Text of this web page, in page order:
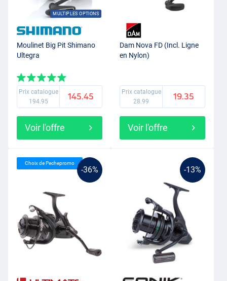
MULTIPLES OPTIONS
Moulinet Big Pit Shimano
Ultegra
Prix catalogue
194.95
145.45
Voir l'offre
Dam Nova FD (Incl. Ligne
en Nylon)
Prix catalogue
28.99
19.35
Voir l'offre
-36%
Choix de Pechepromo
-13%